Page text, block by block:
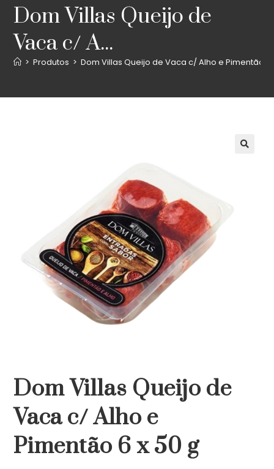
Dom Villas Queijo de
Vaca c/ A...
> Produtos > Dom Villas Queijo de Vaca c/ Alho e Pimentão 6
Dom Villas Queijo de
Vaca c/ Alho e
Pimentão 6 x 50 g